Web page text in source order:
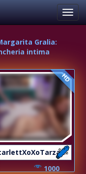
Gralia:
intima
HD
1000